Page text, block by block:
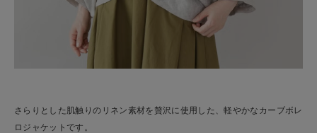
さらりとした肌触りのリネン素材を贅沢に使用した、軽やかなカーブボレ
ロジャケットです。